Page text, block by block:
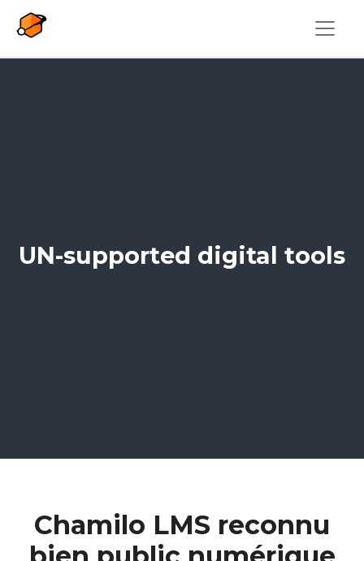
UN-supported digital tools
Chamilo LMS reconnu